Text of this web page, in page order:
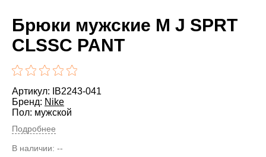
Брюки мужские M J SPRT
CLSSC PANT
Артикул: IB2243-041
Бренд: Nike
Пол: мужской
Подробнее
В наличии: --